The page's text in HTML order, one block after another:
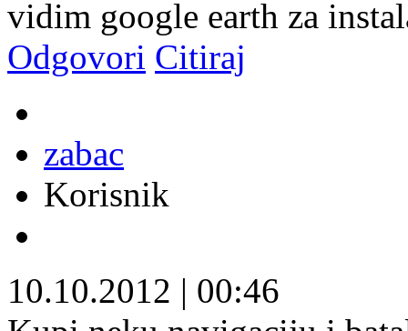
vidim google earth za
Odgovori Citiraj
zabac
Korisnik
10.10.2012 | 00:46